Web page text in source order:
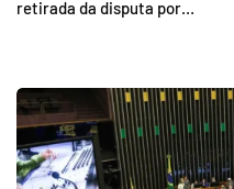
retirada da disputa por…